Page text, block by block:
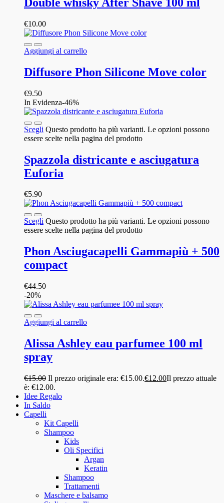
€10.00
Aggiungi al carrello
Diffusore Phon Silicone Move color
€9.50
In Evidenza-46%
Scegli Questo prodotto ha più varianti. Le opzioni possono
essere scelte nella pagina del prodotto
Spazzola districante e asciugatura
Euforia
€5.90
Scegli Questo prodotto ha più varianti. Le opzioni possono
essere scelte nella pagina del prodotto
Phon Asciugacapelli Gammapiù + 500
compact
€44.50
-20%
Aggiungi al carrello
Alissa Ashley eau parfumee 100 ml
spray
€15.00 Il prezzo originale era: €15.00.€12.00Il prezzo attuale
è: €12.00.
Idee Regalo
In Saldo
Capelli
Kit Capelli
Shampoo
Kids
Oli Specifici
Argan
Keratin
Shampoo
Trattamenti
Maschere e balsamo